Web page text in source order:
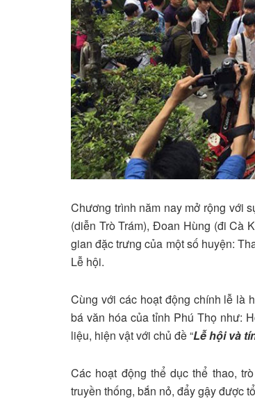
Chương trình năm nay mở rộng với
(diễn Trò Trám), Đoan Hùng (đi Cà
gian đặc trưng của một số huyện:
Lễ hội.
Cùng với các hoạt động chính lễ là
bá văn hóa của tỉnh Phú Thọ như:
liệu, hiện vật với chủ đề “Lễ hội và
Các hoạt động thể dục thể thao,
truyền thống, bắn nỏ, đẩy gậy được